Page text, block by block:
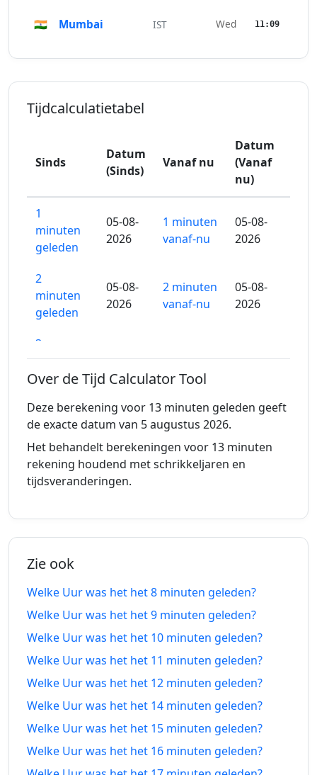
🇮🇳 Mumbai IST Wed 11:09
Tijdcalculatietabel
Sinds
Datum
(Sinds)
Vanaf nu
Datum
(Vanaf
nu)
1
minuten
geleden
05-08-
2026
1 minuten
vanaf-nu
05-08-
2026
2
minuten
geleden
05-08-
2026
2 minuten
vanaf-nu
05-08-
2026
3
minuten
geleden
4
minuten
geleden
05-08-
4 minuten
vanaf-nu
05-08-
5
minuten
05-08-
6
minuten
geleden
minuten
geleden
05-08-
2026
7 minuten
vanaf-nu
05-08-
2026
8
minuten
geleden
05-08-
8 minuten
05-08-
9
minuten
geleden
05-08-
2026
9 minuten
vanaf-nu
05-08-
2026
Over de Tijd Calculator Tool
Deze berekening voor 13 minuten geleden geeft
de exacte datum van 5 augustus 2026.
Het behandelt berekeningen voor 13 minuten
rekening houdend met schrikkeljaren en
tijdsveranderingen.
Zie ook
Welke Uur was het het 8 minuten geleden?
Welke Uur was het het 9 minuten geleden?
Welke Uur was het het 10 minuten geleden?
Welke Uur was het het 11 minuten geleden?
Welke Uur was het het 12 minuten geleden?
Welke Uur was het het 14 minuten geleden?
Welke Uur was het het 15 minuten geleden?
Welke Uur was het het 16 minuten geleden?